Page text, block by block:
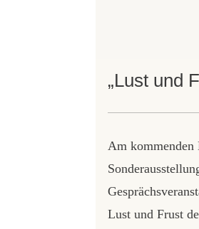
„Lust und
Am
Lust und Frust